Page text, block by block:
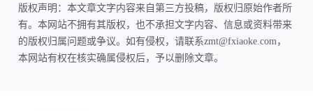
版权声明：本文章文字内容来自第三方投稿，版权归原始作者所
有。本网站不拥有其版权，也不承担文字内容、信息或资料带来
的版权归属问题或争议。如有侵权，请联系zmt@fxiaoke.com，
本网站有权在核实确属侵权后，予以删除文章。